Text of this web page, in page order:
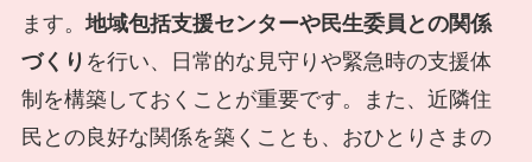
ます。地域包括支援センターや民生委員との関係
づくり を行い、日常的な見守りや緊急時の支援体
制を構築しておくことが重要です。また、近隣住
民との良好な関係を築くことも、おひとりさまの